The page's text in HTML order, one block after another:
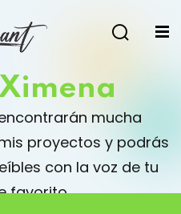
mucha
proyectos y podrás
con la voz de tu
favorito.
in
account?Sign up